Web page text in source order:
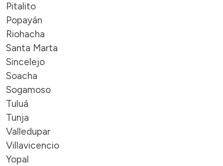
Pitalito
Popayán
Riohacha
Santa Marta
Sincelejo
Soacha
Sogamoso
Tuluá
Tunja
Valledupar
Villavicencio
Yopal